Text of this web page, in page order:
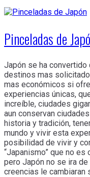
Pinceladas de
Japón se ha
destinos mas
mas económicos si
experiencias únicas,
increíble, ciudades
aun conservan
historia y tradición,
mundo y vivir esta
posibilidad de vivir y
“Japanismo” que no
pero Japón no se ira
creencias le cambiaran